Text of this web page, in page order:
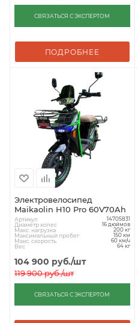
СВЯЗАТЬСЯ С ЭКСПЕРТОМ
ПОДРОБНЕЕ
Электровелосипед
Maikaolin H10 Pro 60V70Ah
Артикул 14705831
Диаметр колес 16 дюймов
Макс. нагрузка 200 кг
Максимальный пробег 150 км
Макс. скорость 60 км/ч
Вес 64 кг
104 900 руб./шт
119 900руб./шт
СВЯЗАТЬСЯ С ЭКСПЕРТОМ